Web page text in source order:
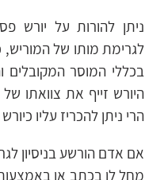
ניתן להורות על יורש
לגרימת מותו של
בכללי המוסר המקובלים
היורש זייף את צוואתו
הרי ניתן להכריז עליו
אם אדם הורשע בניסיון
מחל לו בכתב או